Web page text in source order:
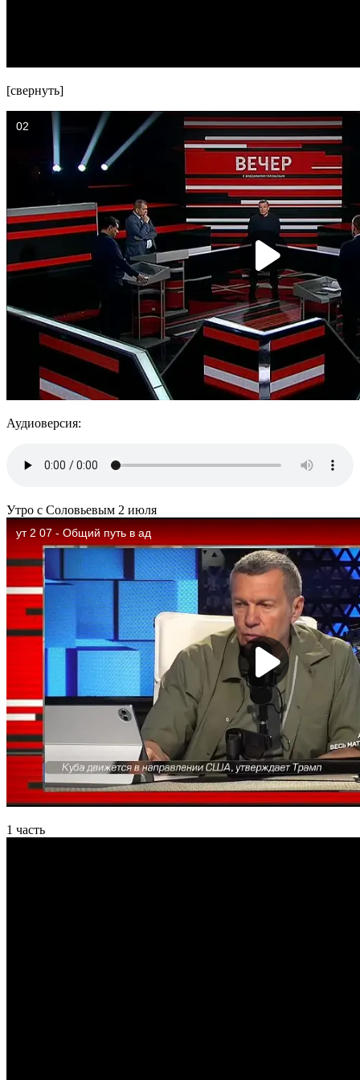
[свернуть]
Аудиоверсия:
Утро с Соловьевым 2 июля
1 часть